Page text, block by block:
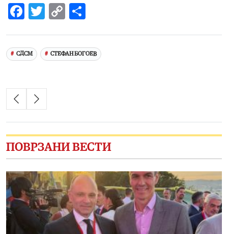
Facebook
Twitter
Copy
СДСМ СТЕФАН БОГОЕВ
ПОВРЗАНИ ВЕСТИ